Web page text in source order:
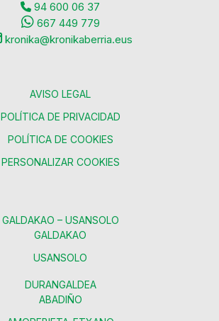
94 600 06 37
667 449 779
kronika@kronikaberria.eus
AVISO LEGAL
POLÍTICA DE PRIVACIDAD
POLÍTICA DE COOKIES
PERSONALIZAR COOKIES
GALDAKAO – USANSOLO
GALDAKAO
USANSOLO
DURANGALDEA
ABADIÑO